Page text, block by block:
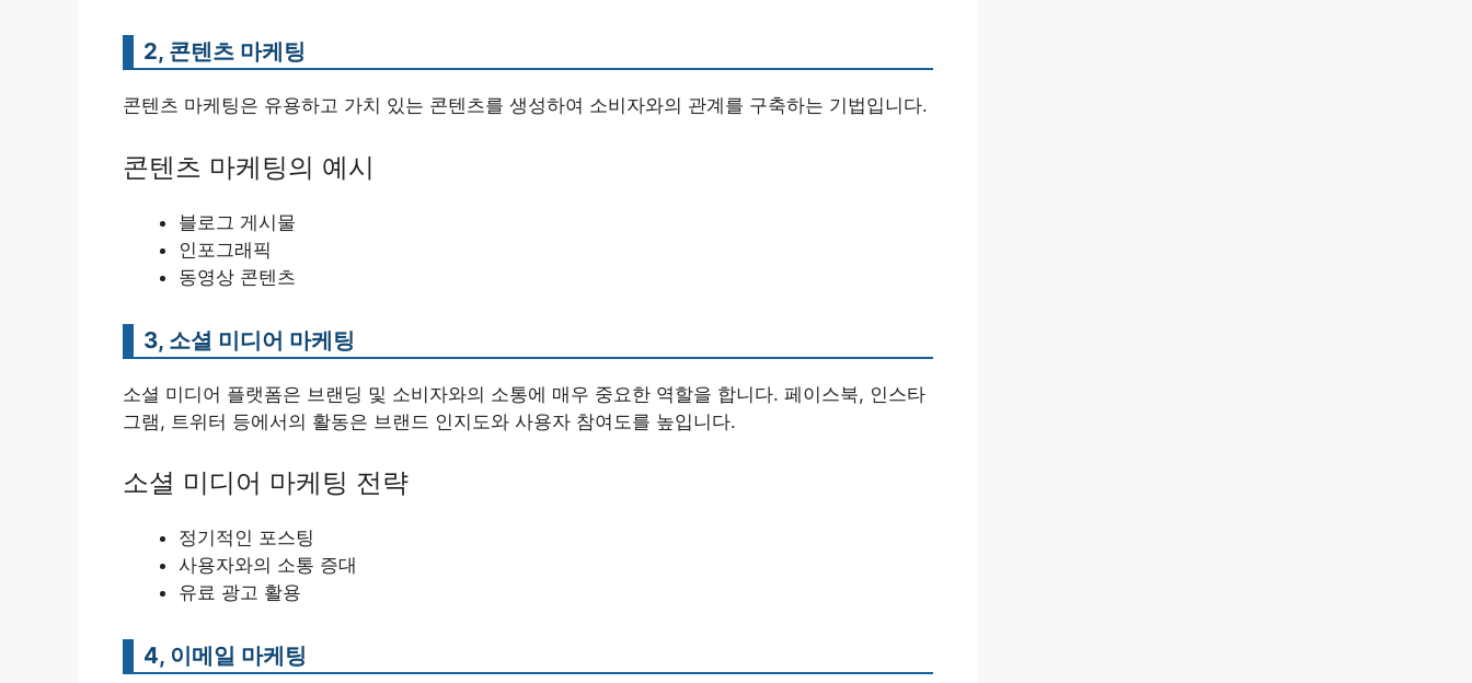
2, 콘텐츠 마케팅
콘텐츠 마케팅은 유용하고 가치 있는 콘텐츠를 생성하여 소비자와의 관계를 구축하는 기법입니다.
콘텐츠 마케팅의 예시
블로그 게시물
인포그래픽
동영상 콘텐츠
3, 소셜 미디어 마케팅
소셜 미디어 플랫폼은 브랜딩 및 소비자와의 소통에 매우 중요한 역할을 합니다. 페이스북, 인스타
그램, 트위터 등에서의 활동은 브랜드 인지도와 사용자 참여도를 높입니다.
소셜 미디어 마케팅 전략
정기적인 포스팅
사용자와의 소통 증대
유료 광고 활용
4, 이메일 마케팅